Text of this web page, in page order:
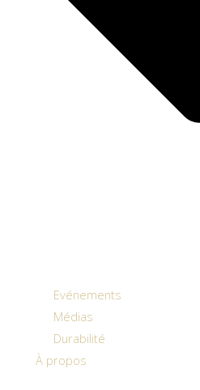
Evénements
Médias
Durabilité
À propos